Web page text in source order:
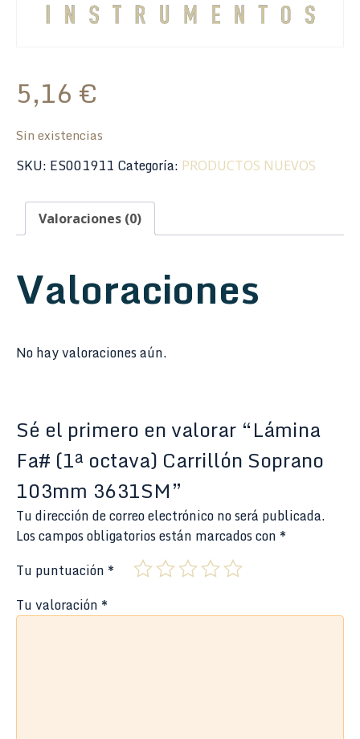
5,16 €
Sin existencias
SKU: ES001911 Categoría: PRODUCTOS NUEVOS
Valoraciones (0)
Valoraciones
No hay valoraciones aún.
Sé el primero en valorar “Lámina
Fa# (1ª octava) Carrillón Soprano
103mm 3631SM”
Tu dirección de correo electrónico no será publicada.
Los campos obligatorios están marcados con *
Tu puntuación *
Tu valoración *